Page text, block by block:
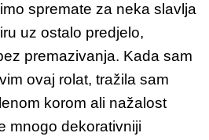
spremate za neka slavlja
uz ostalo predjelo,
premazivanja. Kada sam
ovaj rolat, tražila sam
korom ali nažalost
mnogo dekorativniji